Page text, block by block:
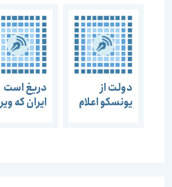
دولت از
یونسكو اعلام
دریغ است
ایران که ویران